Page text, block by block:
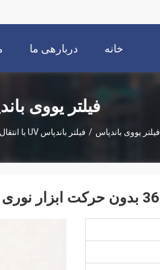
خانه دربارهی ما
فیلتر یووی
فیلتر یووی باندپاس / فیلتر باندپاس UV با انتقال بالا 365nm بدون حرکت ابزار نوری S تشخیص می دهد